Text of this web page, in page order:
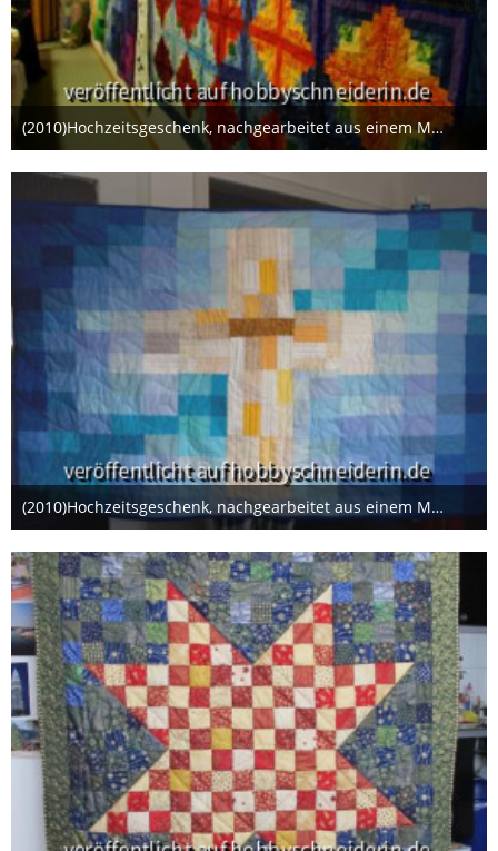
(2010)Hochzeitsgeschenk, nachgearbeitet aus einem Magazin.
22. Januar 2014
(2010)Hochzeitsgeschenk, nachgearbeitet aus einem Magazin.
22. Januar 2014